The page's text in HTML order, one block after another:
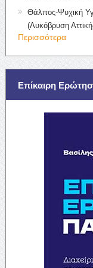
Θάλπος-Ψυχική
(Λυκόβρυση
Περισσότερα
Επίκαιρη